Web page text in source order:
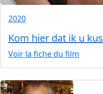
2020
Kom hier dat ik u kus
Voir la fiche du film